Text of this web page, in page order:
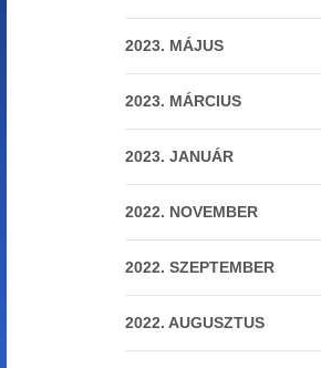
2023. MÁJUS
2023. MÁRCIUS
2023. JANUÁR
2022. NOVEMBER
2022. SZEPTEMBER
2022. AUGUSZTUS